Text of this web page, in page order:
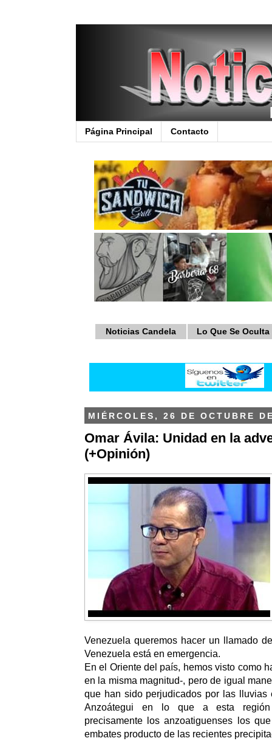
Página Principal Contacto
Noticias Candela Lo Que Se Oculta
MIÉRCOLES, 26 DE OCTUBRE
Omar Ávila: Unidad en la
(+Opinión)
Venezuela queremos hacer un llamado
Venezuela está en emergencia.
En el Oriente del país, hemos visto como
en la misma magnitud-, pero de igual
que han sido perjudicados por las lluvias
Anzoátegui en lo que a esta
precisamente los anzoatiguenses los
embates producto de las recientes